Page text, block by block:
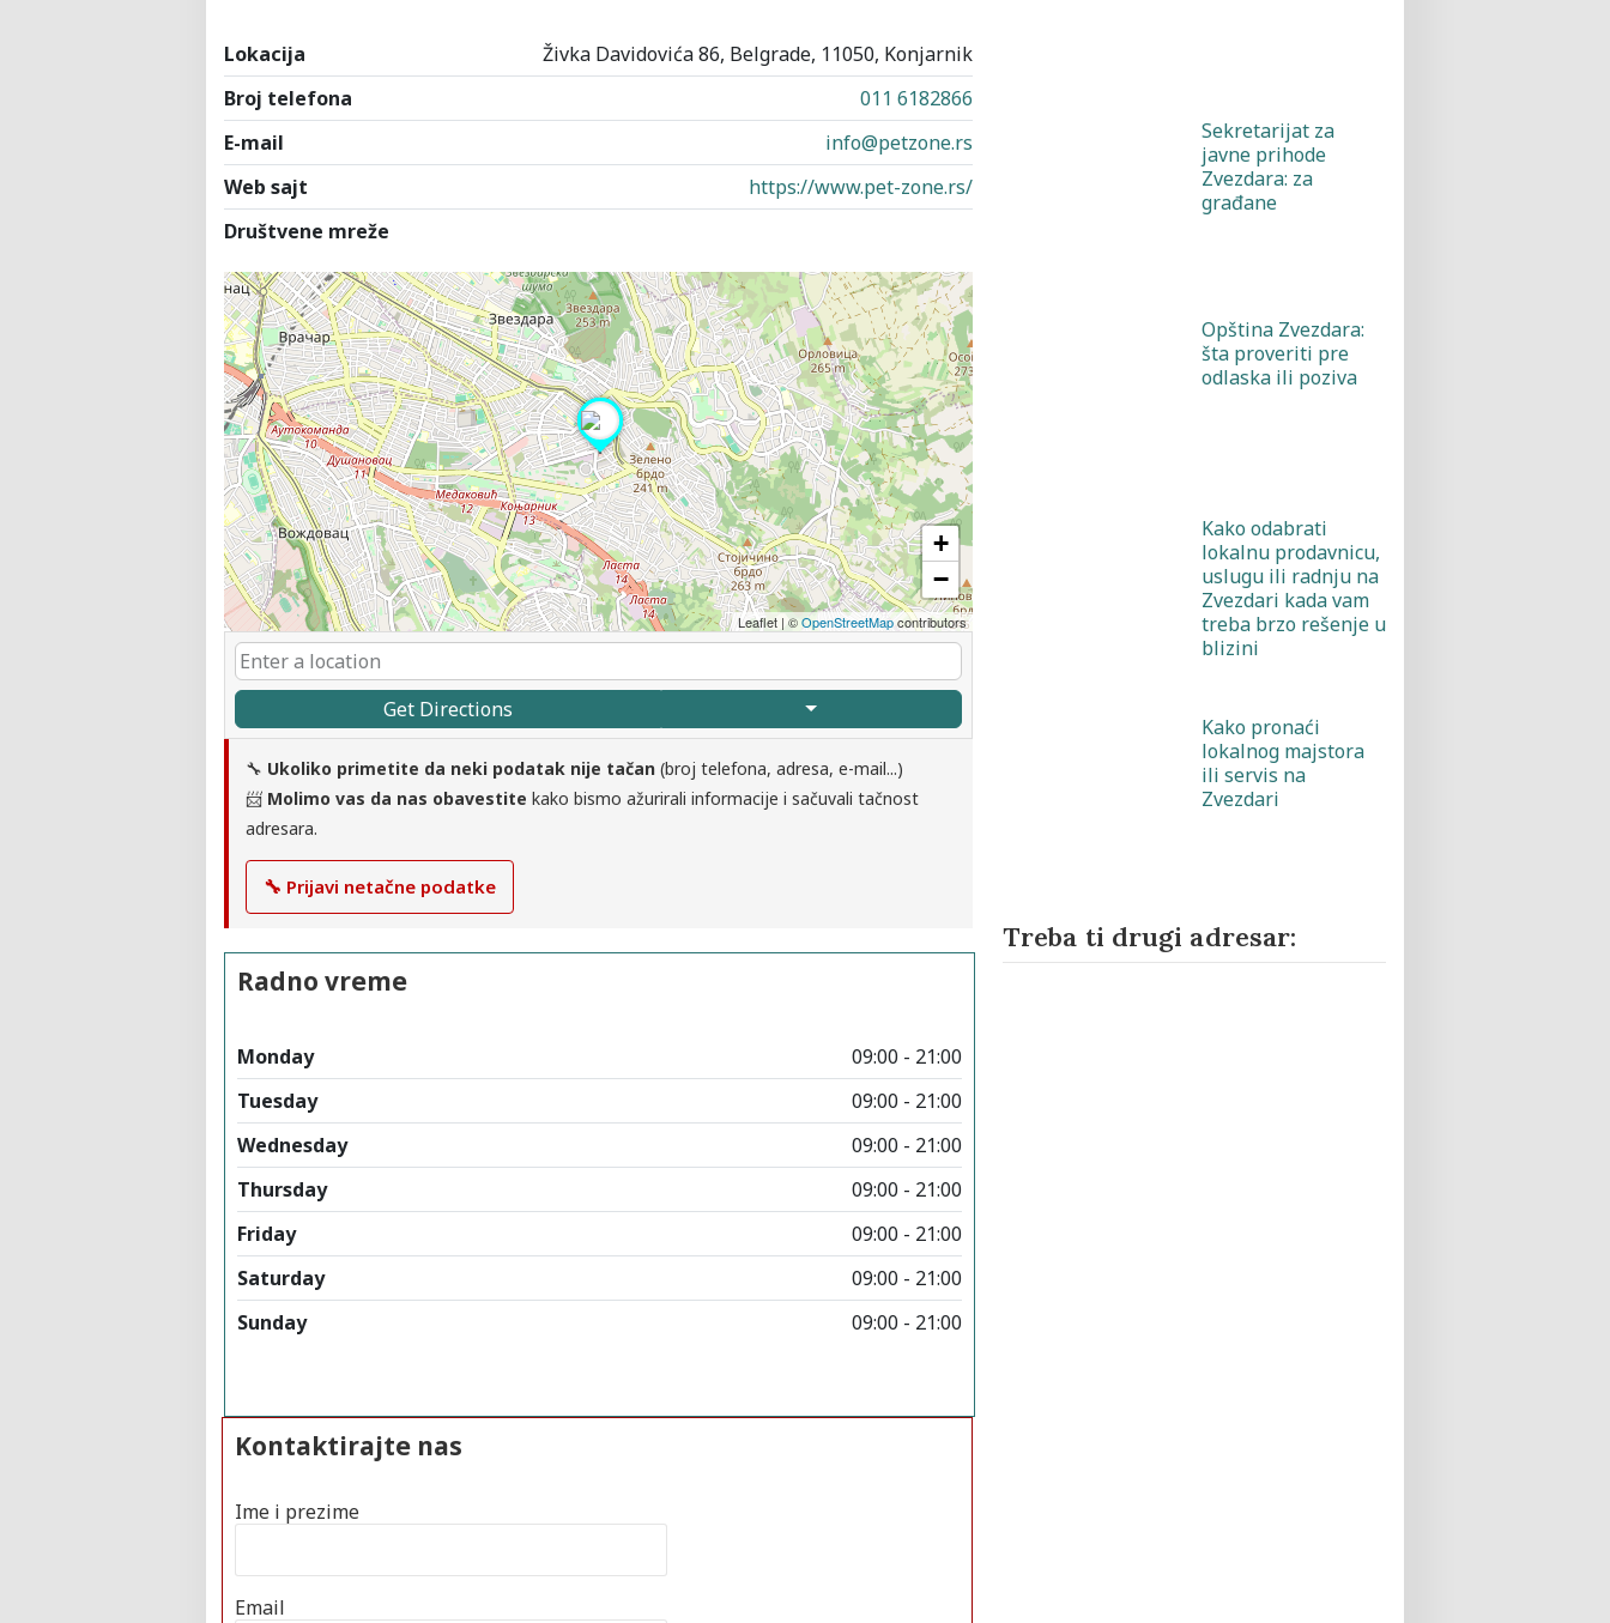
Lokacija
Živka Davidovića 86, Belgrade, 11050, Konjarnik
Broj telefona
011 6182866
E-mail
info@petzone.rs
Web sajt
https://www.pet-zone.rs/
Društvene mreže
+
−
Leaflet | ©OpenStreetMapcontributors
Get Directions
🔧 Ukoliko primetite da neki podatak nije tačan (broj telefona, adresa, e-mail...)
📨 Molimo vas da nas obavestite kako bismo ažurirali informacije i sačuvali tačnost
adresara.
🔧 Prijavi netačne podatke
Radno vreme
Monday
09:00 - 21:00
Tuesday
09:00 - 21:00
Wednesday
09:00 - 21:00
Thursday
09:00 - 21:00
Friday
09:00 - 21:00
Saturday
09:00 - 21:00
Sunday
09:00 - 21:00
Kontaktirajte nas
Ime i prezime
Email
Sekretarijat za
javne prihode
Zvezdara: za
građane
Opština Zvezdara:
šta proveriti pre
odlaska ili poziva
Kako odabrati
lokalnu prodavnicu,
uslugu ili radnju na
Zvezdari kada vam
treba brzo rešenje u
blizini
Kako pronaći
lokalnog majstora
ili servis na
Zvezdari
Treba ti drugi adresar: